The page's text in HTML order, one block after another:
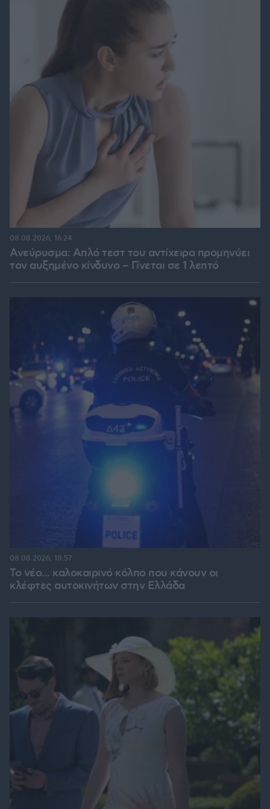
Ανεύρυσμα: Απλό τεστ του αντίχειρα προμηνύει
τον αυξημένο κίνδυνο – Γίνεται σε 1 λεπτό
08.08.2026, 16:24
Το νέο... καλοκαιρινό κόλπο που κάνουν οι
κλέφτες αυτοκινήτων στην Ελλάδα
08.08.2026, 18:57